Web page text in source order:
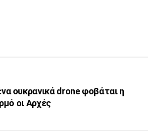
ουκρανικά drone φοβάται η
οι Αρχές